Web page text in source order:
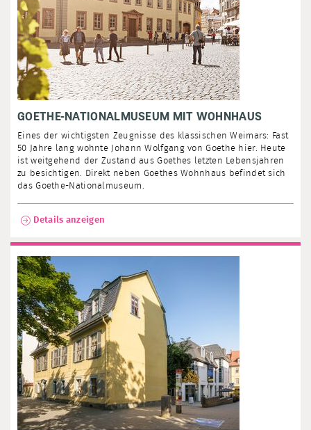
GOETHE-NATIONALMUSEUM MIT WOHNHAUS
Eines der wichtigsten Zeugnisse des klassischen Weimars: Fast
50 Jahre lang wohnte Johann Wolfgang von Goethe hier. Heute
ist weitgehend der Zustand aus Goethes letzten Lebensjahren
zu besichtigen. Direkt neben Goethes Wohnhaus befindet sich
das Goethe-Nationalmuseum.
Details anzeigen